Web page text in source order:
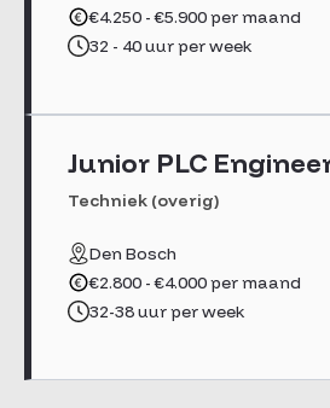
€4.250 - €5.900 per maand
32 - 40 uur per week
Junior PLC
Techniek (overig)
Den Bosch
€2.800 - €4.000 per maand
32-38 uur per week